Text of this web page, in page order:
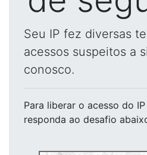
Seu IP fez diversas
acessos suspeitos a
conosco.
Para liberar o acesso do IP
responda ao desafio